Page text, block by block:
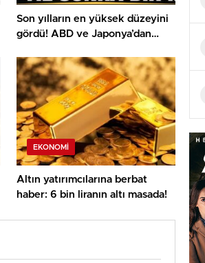
Son yılların en yüksek düzeyini
gördü! ABD ve Japonya’dan
EKONOMI
Altın yatırımcılarına berbat
haber: 6 bin liranın altı masada!